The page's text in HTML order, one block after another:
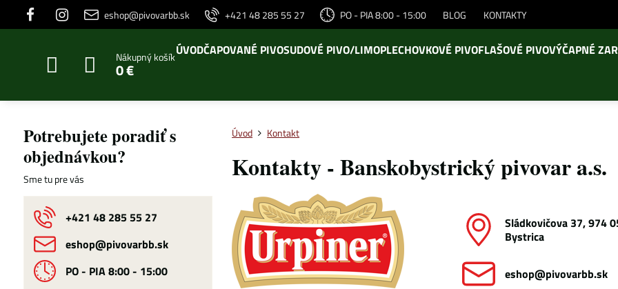
eshop@pivovarbb.sk +421 48 285 55 27 PO - PIA 8:00 - 15:00 BLOG KONTAKTY
Nákupný košík
0 €
ÚVODČAPOVANÉ PIVOSUDOVÉ PIVO/LIMOPLECHOVKOVÉ PIVOFLAŠOVÉ PIVOVÝČAPNÉ
Úvod Kontakt
Kontakty - Banskobystrický pivovar a.s.
Sládkovičova 37, 974
Bystrica
eshop​@pivovarbb​.sk
Potrebujete poradiť s
objednávkou?
Sme tu pre vás
+421 48 285 55 27
eshop​@pivovarbb​.sk
PO - PIA 8:00 - 15:00